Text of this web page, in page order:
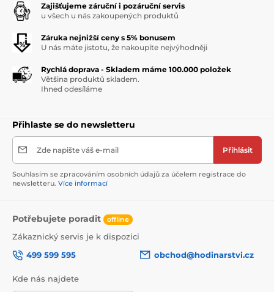
Zajišťujeme záruční i pozáruční servis
u všech u nás zakoupených produktů
Záruka nejnižší ceny s 5% bonusem
U nás máte jistotu, že nakoupíte nejvýhodněji
Rychlá doprava - Skladem máme 100.000 položek
Většina produktů skladem.
Ihned odesíláme
Přihlaste se do newsletteru
Zde napište váš e-mail Přihlásit
Souhlasím se zpracováním osobních údajů za účelem registrace do
newsletteru. Více informací
Potřebujete poradit offline
Zákaznický servis je k dispozici
499 599 595
obchod@hodinarstvi.cz
Kde nás najdete